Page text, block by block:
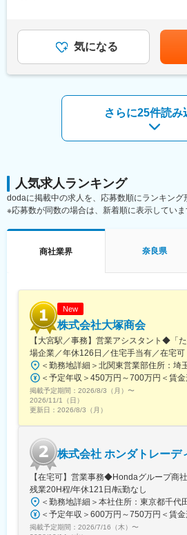
└ 全体で約18棟、突発対応が少なく
・出張：年3回程度（日帰り～1泊2日
・土日出社：年数回（昨年度実績0回
■研修・引き継ぎ
ご経験を尊重しつつ、当社の進め方
マンツーマンでのフォロー期間（1週
ます。
・鉄の総合商社としての確かな実績と
・建築を川上から川下まで支える一
・地域密着で移動負担の少ない働き方
変更の範囲：会社の定める業務
■職務内容：
土地開発や商業施設、一般住宅など
■具体的には：
・現場・工程管理
・安全・品質管理
・CADを用いた業務
【雇入れ直後】上記業務
■建設事業部／5名（70代1名・60代2
※少人数体制のため、分からないこと
→現場は奈良県中心で、管理案件も
イレギュラーが少ないです。
・現場管理：事務作業＝8：2
同時進行案件：3～6件程度（全体で
です）
・出張：年3回程度…日帰り～1泊2日
・土日出社：年数回程度（昨年度実
■研修
ご入社後、ご経験によりマンツーマ
ます。（1週間～1ヶ月程度）
■この求人のポイント：
鉄の総合商社として、あらゆるニー
工務・不動産・建設事業と5つの事業
■企業魅力
・明治36年創業、120年以上続く安定
・鉄の総合商社としての確かな実績
・鉄材販売から加工・施工図・不動
・奈良県中部エリアを中心とした地
までも目安の金額であり、選考を通
す。月給(月額)は固定手当を含めた
気になる
さらに25件読み
人気求人ランキング
dodaに掲載中の求人を、応募数順にランキング
※応募数が同数の場合は、新着順に表示していま
商社業界 奈良県
New
株式会社大塚商会
【大宮駅／事務】営業アシスタント◆「
場企業／年休126日／住宅手当有／在宅可
掲載予定期間： 2026/8/3（月） 〜
2026/11/1（日）
更新日： 2026/8/3（月）
株式会社 ホンダトレーデ
【在宅可】営業事務◆Hondaグループ
残業20H程/年休121日/転勤なし
掲載予定期間： 2026/7/16（木） 〜